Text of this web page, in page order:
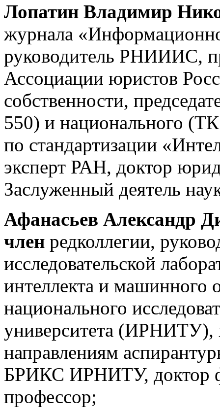
Лопатин Владимир
журнала
руководитель РНИИИС,
Ассоциации юристов
собственности,
550) и национального
по стандартизации
эксперт РАН, доктор
Заслуженный деятель
Афанасьев Александр
член редколлегии,
исследовательской
интеллекта и машинного
национального
университета (ИРНИТУ),
направлениям
БРИКС ИРНИТУ, доктор
профессор;